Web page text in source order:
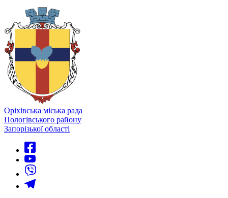
Оріхівська міська рада
Пологівського району
Запорізької області